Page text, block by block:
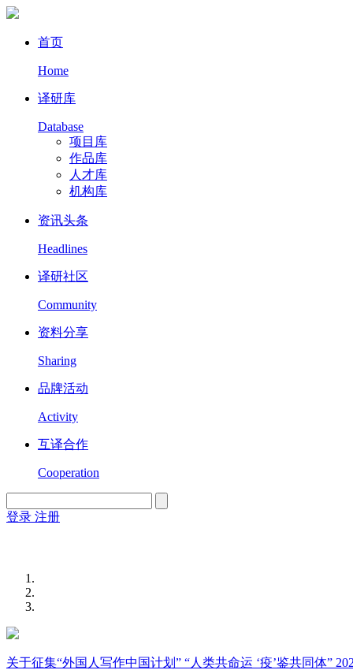
首页
Home
译研库
Database
项目库
作品库
人才库
机构库
资讯头条
Headlines
译研社区
Community
资料分享
Sharing
品牌活动
Activity
互译合作
Cooperation
登录 注册
关于征集“外国人写作中国计划” “人类共命运 ‘疫’鉴共同体”